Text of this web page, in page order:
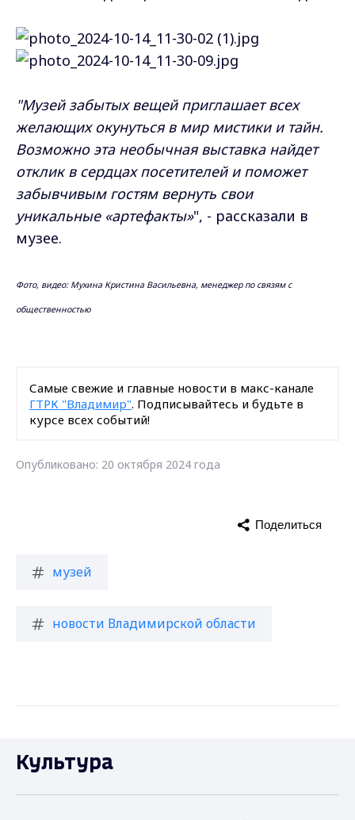
"Музей забытых вещей приглашает всех
желающих окунуться в мир мистики и тайн.
Возможно эта необычная выставка найдет
отклик в сердцах посетителей и поможет
забывчивым гостям вернуть свои
уникальные «артефакты»", - рассказали в
музее.
Фото, видео: Мухина Кристина Васильевна, менеджер по связям с
общественностью
Самые свежие и главные новости в макс-канале
ГТРК "Владимир". Подписывайтесь и будьте в
курсе всех событий!
Опубликовано: 20 октября 2024 года
музей
новости Владимирской области
Поделиться
Культура